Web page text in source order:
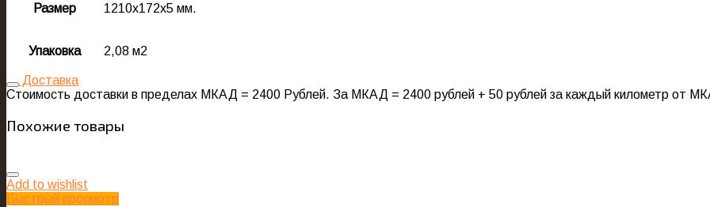
Размер 1210х172х5 мм.
Упаковка 2,08 м2
Доставка
Стоимость доставки в пределах МКАД = 2400 Рублей. За МКАД = 2400 рублей + 50 рублей за каждый километр от
Похожие товары
Add to wishlist
Быстрый просмотр